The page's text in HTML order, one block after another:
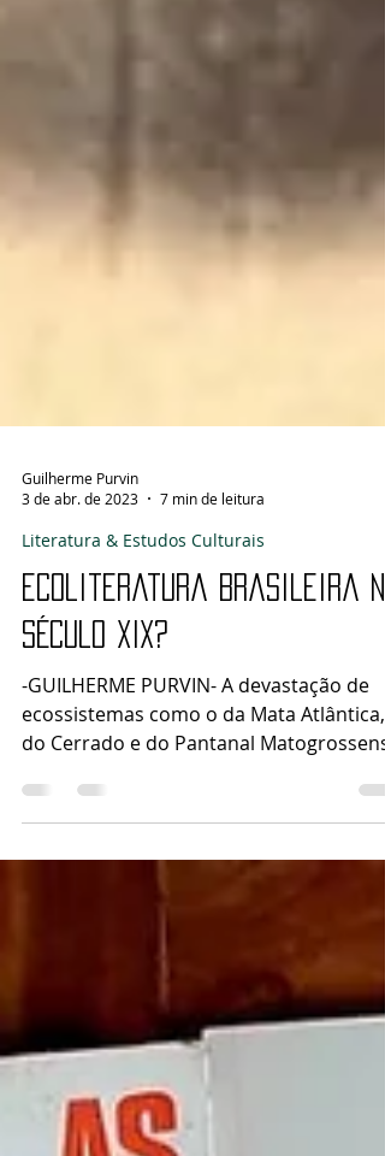
3 de abr. de 2023
7 min de leitura
Literatura & Estudos Culturais
Ecoliteratura brasileira no
Século XIX?
ecossistemas como o da Mata Atlântica,
do Cerrado e do Pantanal
está relacionada a...